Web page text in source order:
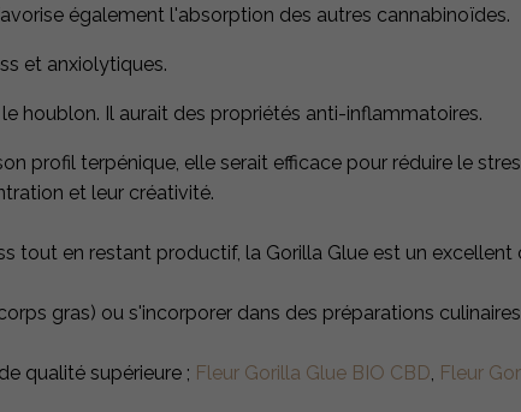
également l'absorption des autres cannabinoïdes.
et anxiolytiques.
houblon. Il aurait des propriétés anti-inflammatoires​.
profil terpénique, elle serait efficace pour réduire le
et leur créativité.
tout en restant productif, la Gorilla Glue est un excellent
gras) ou s'incorporer dans des préparations
qualité supérieure ; Fleur Gorilla Glue BIO CBD Fleur